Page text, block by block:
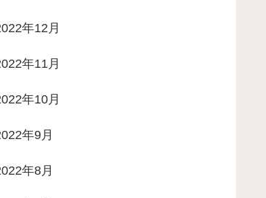
年12月
年11月
年10月
年9月
年8月